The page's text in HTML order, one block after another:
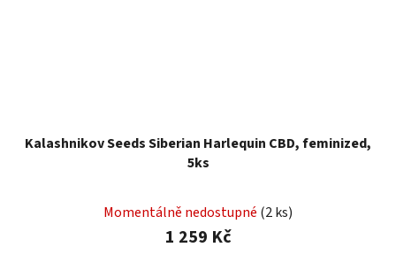
Kalashnikov Seeds Siberian Harlequin CBD, feminized,
5ks
Momentálně nedostupné (2 ks)
1 259 Kč